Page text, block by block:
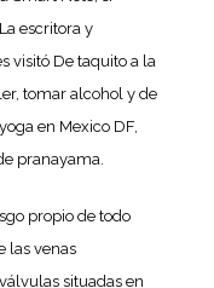
escritora y
visitó De taquito a la
tomar alcohol y de
en Mexico DF,
pranayama.
propio de todo
las venas
situadas en